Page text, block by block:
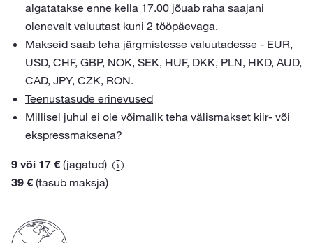
algatatakse enne kella 17.00 jõuab raha saajani
olenevalt valuutast kuni 2 tööpäevaga.
Makseid saab teha järgmistesse valuutadesse - EUR,
USD, CHF, GBP, NOK, SEK, HUF, DKK, PLN, HKD, AUD,
CAD, JPY, CZK, RON.
Teenustasude erinevused
Millisel juhul ei ole võimalik teha välismakset kiir- või
ekspressmaksena?
9 või 17 € (jagatud)
39 € (tasub maksja)